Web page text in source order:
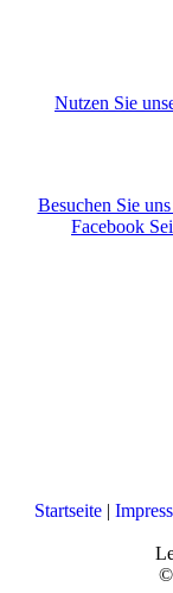
Nutzen Sie
Besuchen Sie
Facebook
Startseite |
©